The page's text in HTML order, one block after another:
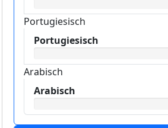
Portugiesisch
Portugiesisch
Arabisch
Arabisch